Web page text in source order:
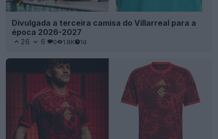
Divulgada a terceira camisa do Villarreal para a
época 2026-2027
26 6 0 1.8K 1d